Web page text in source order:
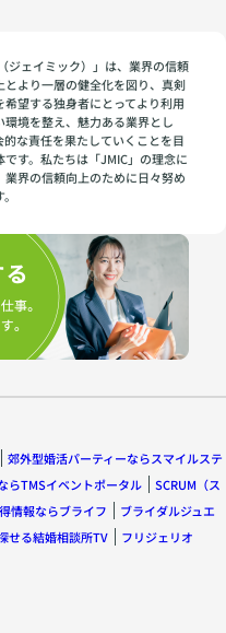
（ジェイミック）」は、業界の信頼
とより一層の健全化を図り、真剣
希望する独身者にとってより利用
環境を整え、魅力ある業界とし
的な責任を果たしていくことを目
です。私たちは「JMIC」の理念に
業界の信頼向上のために日々努め
郊外型婚活パーティーならスマイルステ
らTMSイベントポータル
SCRUM（ス
情報ならブライフ
ブライダルジュエ
せる結婚相談所TV
フリジェリオ